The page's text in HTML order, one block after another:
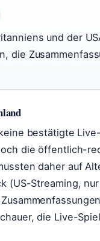
und der
die
bestätigte
die öffentlich-
daher auf
(US-Streaming,
die Live-